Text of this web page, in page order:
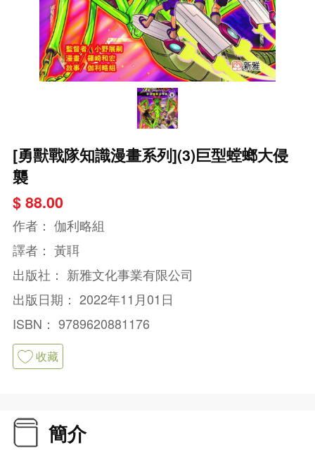
[勇獸戰隊知識漫畫系列](3)巨型螳螂大侵
襲
$ 88.00
作者： 伽利略組
譯者： 黃聑
出版社： 新雅文化事業有限公司
出版日期： 2022年11月01日
ISBN： 9789620881176
收藏
簡介